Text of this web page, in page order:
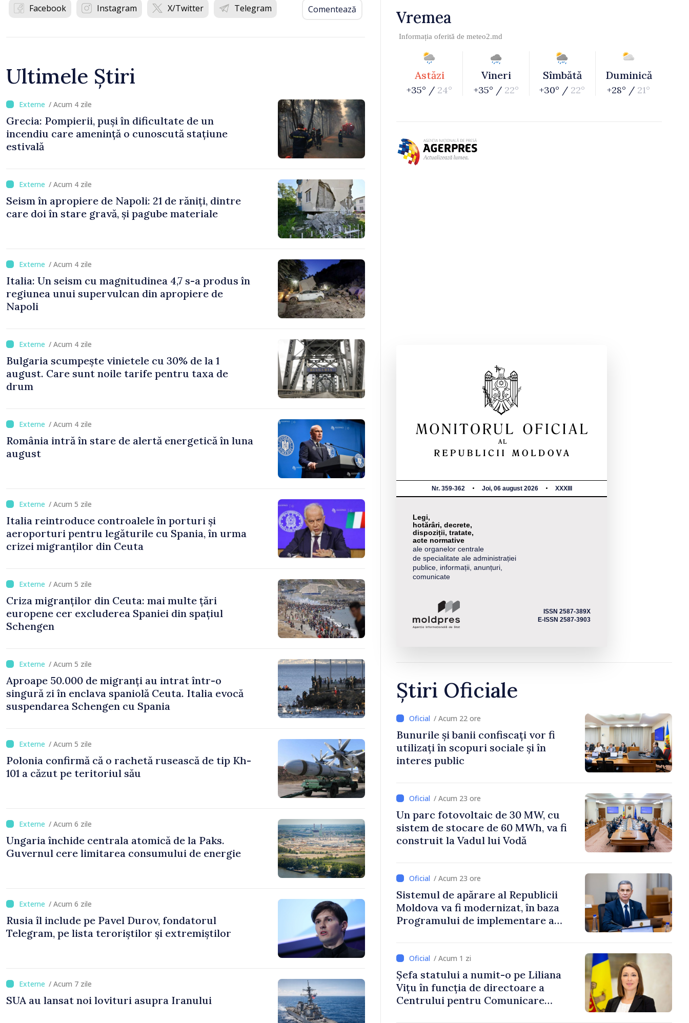
Facebook Instagram X/Twitter Telegram Comentează
Ultimele Știri
/ Acum 4 zile
Grecia: Pompierii, puși în dificultate de un
incendiu care amenință o cunoscută stațiune
estivală
/ Acum 4 zile
Seism în apropiere de Napoli: 21 de răniți, dintre
care doi în stare gravă, și pagube materiale
/ Acum 4 zile
Italia: Un seism cu magnitudinea 4,7 s-a produs în
regiunea unui supervulcan din apropiere de
Napoli
/ Acum 4 zile
Bulgaria scumpește vinietele cu 30% de la 1
august. Care sunt noile tarife pentru taxa de
drum
/ Acum 4 zile
România intră în stare de alertă energetică în luna
august
/ Acum 5 zile
Italia reintroduce controalele în porturi și
aeroporturi pentru legăturile cu Spania, în urma
crizei migranților din Ceuta
/ Acum 5 zile
Criza migranților din Ceuta: mai multe țări
europene cer excluderea Spaniei din spațiul
Schengen
/ Acum 5 zile
Aproape 50.000 de migranți au intrat într-o
singură zi în enclava spaniolă Ceuta. Italia evocă
suspendarea Schengen cu Spania
/ Acum 5 zile
Polonia confirmă că o rachetă rusească de tip Kh-
101 a căzut pe teritoriul său
/ Acum 6 zile
Ungaria închide centrala atomică de la Paks.
Guvernul cere limitarea consumului de energie
/ Acum 6 zile
Rusia îl include pe Pavel Durov, fondatorul
Telegram, pe lista teroriștilor și extremiștilor
/ Acum 7 zile
SUA au lansat noi lovituri asupra Iranului
Vremea
Informația oferită de meteo2.md
Astăzi
+35° / 24°
Vineri
+35° / 22°
Sîmbătă
+30° / 22°
Duminică
+28° / 21°
Nr. 359-362 Joi, 06 august 2026 XXXIII
Legi,
hotărâri, decrete,
dispoziții, tratate,
acte normative
ale organelor centrale
de specialitate ale administrației
publice, informații, anunțuri,
comunicate
ISSN 2587-389X
E-ISSN 2587-3903
Știri Oficiale
/ Acum 22 ore
Bunurile și banii confiscați vor fi
utilizați în scopuri sociale și în
interes public
/ Acum 23 ore
Un parc fotovoltaic de 30 MW, cu
sistem de stocare de 60 MWh, va fi
construit la Vadul lui Vodă
/ Acum 23 ore
Sistemul de apărare al Republicii
Moldova va fi modernizat, în baza
Programului de implementare a
/ Acum 1 zi
Șefa statului a numit-o pe Liliana
Vițu în funcția de directoare a
Centrului pentru Comunicare